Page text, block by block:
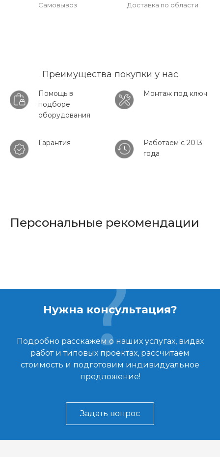
Самовывоз Доставка по области
Преимущества покупки у нас
Помощь в
подборе
оборудования
Монтаж под ключ
Гарантия
Работаем с 2013
года
Персональные рекомендации
Нужна консультация?
Подробно расскажем о наших услугах, видах
работ и типовых проектах, рассчитаем
стоимость и подготовим индивидуальное
предложение!
Задать вопрос